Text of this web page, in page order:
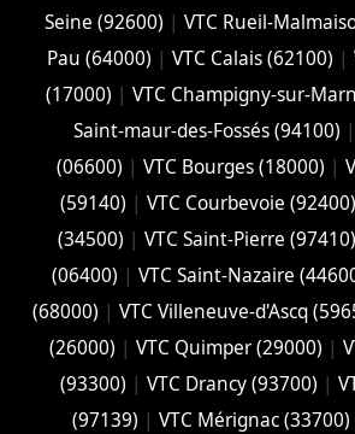
Seine (92600) | VTC Rueil-
Pau (64000) | VTC Calais (‎62100) |
(17000) | VTC Champigny-sur-
Saint-maur-des-Fossés (94100) |
(06600) | VTC Bourges (18000) |
(59140) |VTC Courbevoie (92400)
(34500) | VTC Saint-Pierre (97410)
(06400) | VTC Saint-Nazaire
(68000) | VTC Villeneuve-d'Ascq
(26000) | VTC Quimper (29000) |
(93300) | VTC Drancy (93700) |
(97139) |VTC Mérignac (33700)